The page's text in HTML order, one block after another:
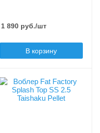
1 890руб./шт
В корзину
Цвет приманки
Taishaku Pellet